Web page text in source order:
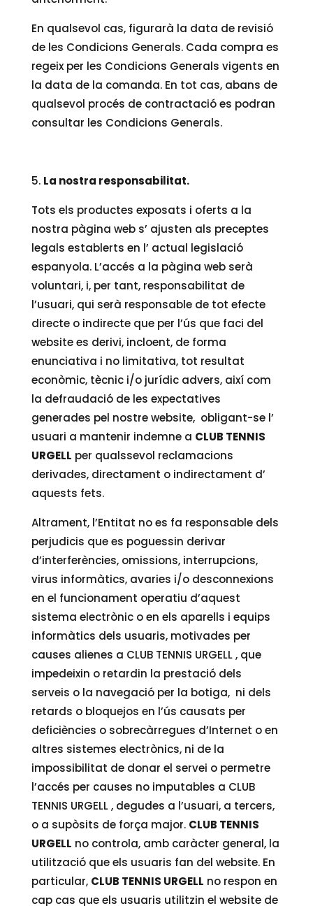
En qualsevol cas, figurarà la data de revisió
de les Condicions Generals. Cada compra es
regeix per les Condicions Generals vigents en
la data de la comanda. En tot cas, abans de
qualsevol procés de contractació es podran
consultar les Condicions Generals.
La nostra responsabilitat.
Tots els productes exposats i oferts a la
nostra pàgina web s’ ajusten als preceptes
legals establerts en l’ actual legislació
espanyola. L’accés a la pàgina web serà
voluntari, i, per tant, responsabilitat de
l’usuari, qui serà responsable de tot efecte
directe o indirecte que per l’ús que faci del
website es derivi, incloent, de forma
enunciativa i no limitativa, tot resultat
econòmic, tècnic i/o jurídic advers, així com
la defraudació de les expectatives
generades pel nostre website, obligant-se l’
usuari a mantenir indemne a CLUB TENNIS
URGELL per qualssevol reclamacions
derivades, directament o indirectament d’
aquests fets.
Altrament, l’Entitat no es fa responsable dels
perjudicis que es poguessin derivar
d’interferències, omissions, interrupcions,
virus informàtics, avaries i/o desconnexions
en el funcionament operatiu d’aquest
sistema electrònic o en els aparells i equips
informàtics dels usuaris, motivades per
causes alienes a CLUB TENNIS URGELL , que
impedeixin o retardin la prestació dels
serveis o la navegació per la botiga, ni dels
retards o bloquejos en l’ús causats per
deficiències o sobrecàrregues d’Internet o en
altres sistemes electrònics, ni de la
impossibilitat de donar el servei o permetre
l’accés per causes no imputables a CLUB
TENNIS URGELL , degudes a l’usuari, a tercers,
o a supòsits de força major. CLUB TENNIS
URGELL no controla, amb caràcter general, la
utilització que els usuaris fan del website. En
particular, CLUB TENNIS URGELL no respon en
cap cas que els usuaris utilitzin el website de